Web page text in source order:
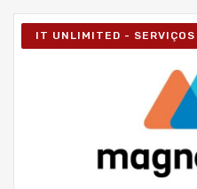
IT UNLIMITED - SERVIÇOS